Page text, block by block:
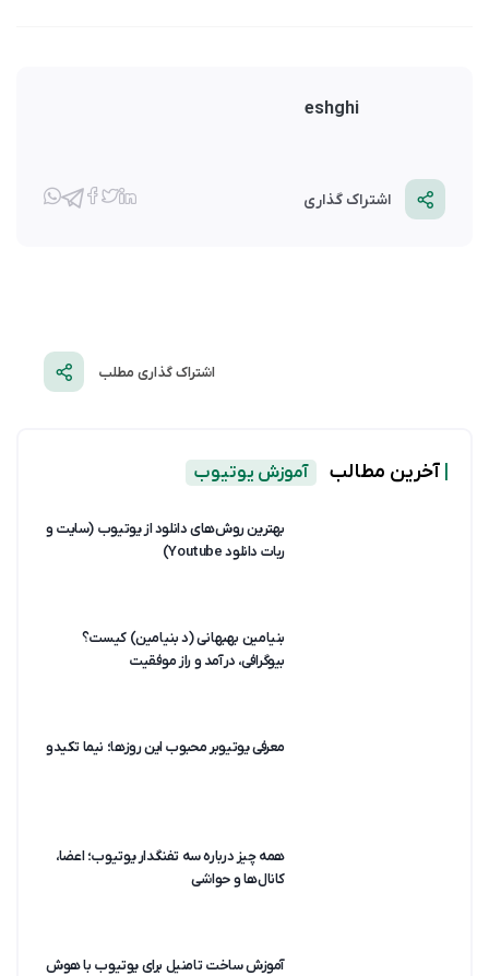
eshghi
اشتراک گذاری
اشتراک گذاری مطلب
آخرین مطالب آموزش یوتیوب
بهترین روش‌های دانلود از یوتیوب (سایت و
ربات دانلود Youtube)
بنیامین بهبهانی (د بنیامین) کیست؟
بیوگرافی، درآمد و راز موفقیت
معرفی یوتیوبر محبوب این روزها؛ نیما تکیدو
همه چیز درباره سه تفنگدار یوتیوب؛ اعضا،
کانال‌ها و حواشی
آموزش ساخت تامنیل برای یوتیوب با هوش